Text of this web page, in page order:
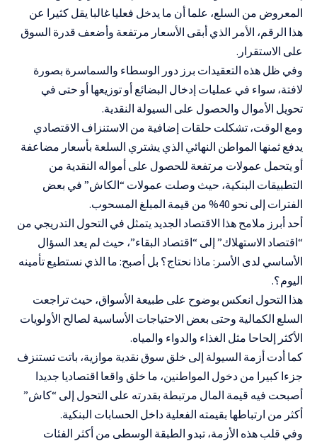
المعروض من السلع، علما أن ما يدخل فعليا غالبا يقل كثيرا عن
هذا الرقم، الأمر الذي أبقى الأسعار مرتفعة وأضعف قدرة السوق
على الاستقرار.
وفي ظل هذه التعقيدات برز دور الوسطاء والسماسرة بصورة
لافتة، سواء في عمليات إدخال البضائع أو توزيعها أو حتى في
تحويل الأموال والحصول على السيولة النقدية.
ومع الوقت، تشكلت حلقات إضافية من الاستنزاف الاقتصادي
يدفع ثمنها المواطن النهائي الذي يشتري السلعة بأسعار مضاعفة
أو يتحمل عمولات مرتفعة للحصول على أمواله النقدية من
التطبيقات البنكية، حيث وصلت عمولات “الكاش” في بعض
الفترات إلى نحو 40% من قيمة المبلغ المسحوب.
أحد أبرز ملامح هذا الاقتصاد الجديد يتمثل في التحول التدريجي من
“اقتصاد الاستهلاك” إلى “اقتصاد البقاء”، حيث لم يعد السؤال
الأساسي لدى الأسر: ماذا نحتاج؟ بل أصبح: ما الذي نستطيع تأمينه
اليوم؟.
هذا التحول انعكس بوضوح على طبيعة الأسواق، حيث تراجعت
السلع الكمالية وحتى بعض الاحتياجات الأساسية لصالح الأولويات
الأكثر إلحاحا مثل الغذاء والدواء والمياه.
كما أدت أزمة السيولة إلى خلق سوق نقدية موازية، باتت تستنزف
جزءا كبيرا من دخول المواطنين، ما خلق واقعا اقتصاديا جديدا
أصبحت فيه قيمة المال مرتبطة بقدرته على التحول إلى “كاش”
أكثر من ارتباطها بقيمته الفعلية داخل الحسابات البنكية.
وفي قلب هذه الأزمة، تبدو الطبقة الوسطى من أكثر الفئات